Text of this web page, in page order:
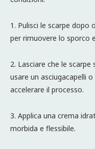
1. Pulisci le scarpe dopo
per rimuovere lo sporco
2. Lasciare che le
usare un asciugacapelli
accelerare il processo.
3. Applica una crema
morbida e flessibile.